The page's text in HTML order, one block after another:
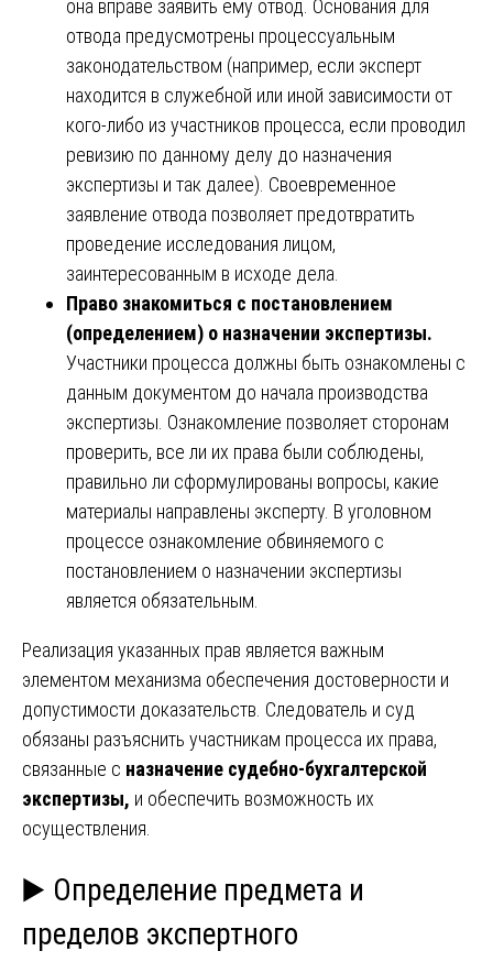
она вправе заявить ему отвод. Основания для
отвода предусмотрены процессуальным
законодательством (например, если эксперт
находится в служебной или иной зависимости от
кого-либо из участников процесса, если проводил
ревизию по данному делу до назначения
экспертизы и так далее). Своевременное
заявление отвода позволяет предотвратить
проведение исследования лицом,
заинтересованным в исходе дела.
Право знакомиться с постановлением
(определением) о назначении экспертизы.
Участники процесса должны быть ознакомлены с
данным документом до начала производства
экспертизы. Ознакомление позволяет сторонам
проверить, все ли их права были соблюдены,
правильно ли сформулированы вопросы, какие
материалы направлены эксперту. В уголовном
процессе ознакомление обвиняемого с
постановлением о назначении экспертизы
является обязательным.
Реализация указанных прав является важным
элементом механизма обеспечения достоверности и
допустимости доказательств. Следователь и суд
обязаны разъяснить участникам процесса их права,
связанные с назначение судебно-бухгалтерской
экспертизы, и обеспечить возможность их
осуществления.
▶️ Определение предмета и
пределов экспертного